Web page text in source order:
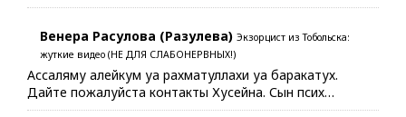
Венера Расулова (Разулева) Экзорцист из Тобольска:
жуткие видео (НЕ ДЛЯ СЛАБОНЕРВНЫХ!)
Ассаляму алейкум уа рахматуллахи уа баракатух.
Дайте пожалуйста контакты Хусейна. Сын псих…